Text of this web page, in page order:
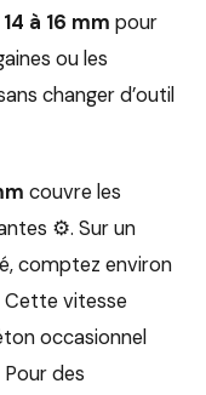
à 16 mm pour
ou les
changer d’outil
couvre les
⚙️. Sur un
comptez environ
Cette vitesse
occasionnel
des